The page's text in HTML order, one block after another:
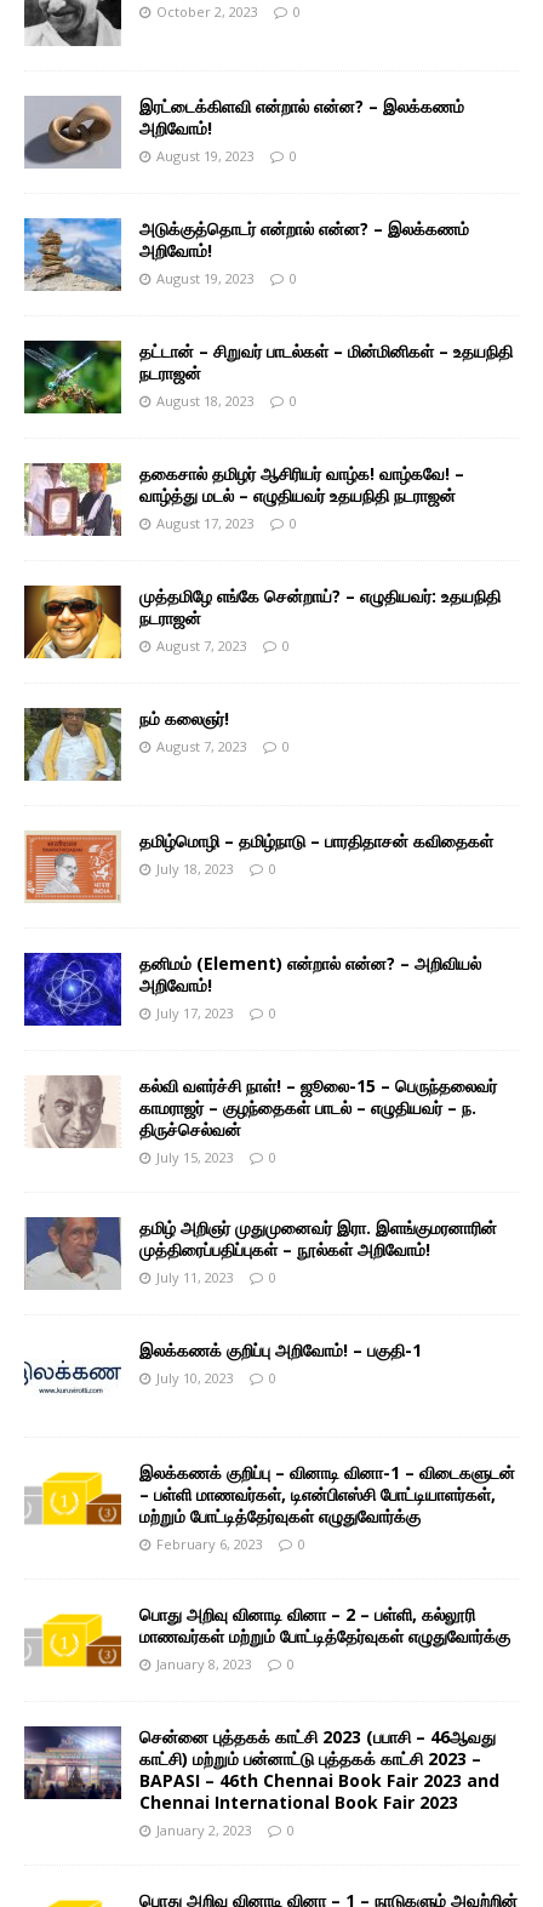
October 2, 2023 0
இரட்டைக்கிளவி என்றால் என்ன? – இலக்கணம்
அறிவோம்!
August 19, 2023 0
அடுக்குத்தொடர் என்றால் என்ன? – இலக்கணம்
அறிவோம்!
August 19, 2023 0
தட்டான் – சிறுவர் பாடல்கள் – மின்மினிகள் – உதயநிதி
நடராஜன்
August 18, 2023 0
தகைசால் தமிழர் ஆசிரியர் வாழ்க! வாழ்கவே! –
வாழ்த்து மடல் – எழுதியவர் உதயநிதி நடராஜன்
August 17, 2023 0
முத்தமிழே எங்கே சென்றாய்? – எழுதியவர்: உதயநிதி
நடராஜன்
August 7, 2023 0
நம் கலைஞர்!
August 7, 2023 0
தமிழ்மொழி – தமிழ்நாடு – பாரதிதாசன் கவிதைகள்
July 18, 2023 0
தனிமம் (Element) என்றால் என்ன? – அறிவியல்
அறிவோம்!
July 17, 2023 0
கல்வி வளர்ச்சி நாள்! – ஜூலை-15 – பெருந்தலைவர்
காமராஜர் – குழந்தைகள் பாடல் – எழுதியவர் – ந.
திருச்செல்வன்
July 15, 2023 0
தமிழ் அறிஞர் முதுமுனைவர் இரா. இளங்குமரனாரின்
முத்திரைப்பதிப்புகள் – நூல்கள் அறிவோம்!
July 11, 2023 0
இலக்கணக் குறிப்பு அறிவோம்! – பகுதி-1
July 10, 2023 0
இலக்கணக் குறிப்பு – வினாடி வினா-1 – விடைகளுடன்
– பள்ளி மாணவர்கள், டிஎன்பிஎஸ்சி போட்டியாளர்கள்,
மற்றும் போட்டித்தேர்வுகள் எழுதுவோர்க்கு
February 6, 2023 0
பொது அறிவு வினாடி வினா – 2 – பள்ளி, கல்லூரி
மாணவர்கள் மற்றும் போட்டித்தேர்வுகள் எழுதுவோர்க்கு
January 8, 2023 0
சென்னை புத்தகக் காட்சி 2023 (பபாசி – 46ஆவது
காட்சி) மற்றும் பன்னாட்டு புத்தகக் காட்சி 2023 –
BAPASI – 46th Chennai Book Fair 2023 and
Chennai International Book Fair 2023
January 2, 2023 0
பொது அறிவு வினாடி வினா – 1 – நாடுகளும் அவற்றின்